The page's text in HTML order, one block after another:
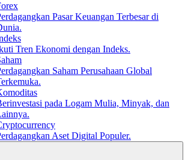
Pasar Keuangan Terbesar di
Tren Ekonomi dengan Indeks.
Saham Perusahaan Global
pada Logam Mulia, Minyak, dan
Aset Digital Populer.